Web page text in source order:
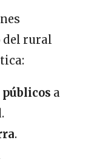
del rural
a
.